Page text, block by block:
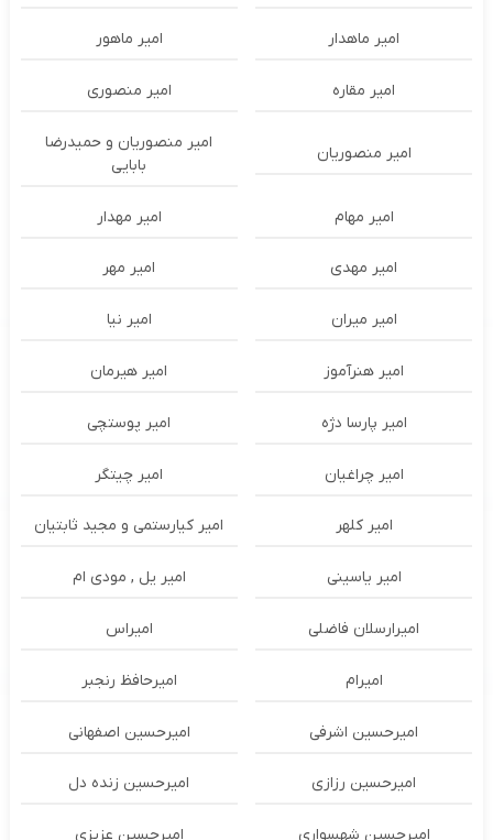
امیر ماهدار امیر ماهور
امیر مقاره امیر منصوری
امیر منصوریان
امیر منصوریان و حمیدرضا
بابایی
امیر مهام امیر مهدار
امیر مهدی امیر مهر
امیر میران امیر نیا
امیر هنرآموز امیر هیرمان
امیر پارسا دژه امیر پوستچی
امیر چراغیان امیر چیتگر
امیر کلهر امیر کیارستمی و مجید ثابتیان
امیر یاسینی امیر یل , مودی ام
امیرارسلان فاضلی امیراس
امیرام امیرحافظ رنجبر
امیرحسین اشرفی امیرحسین اصفهانی
امیرحسین رزازی امیرحسین زنده دل
امیرحسین شهسواری امیرحسین عزیزی